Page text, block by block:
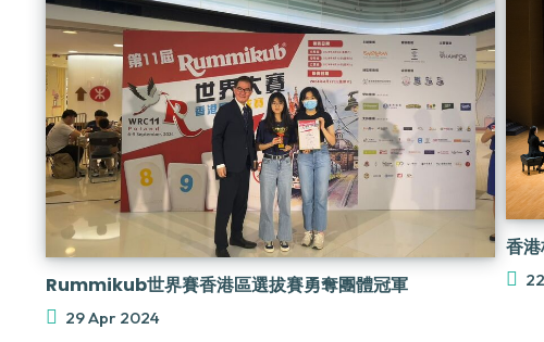
Rummikub世界賽香港區選拔賽勇奪團體冠軍
29 Apr 2024
香